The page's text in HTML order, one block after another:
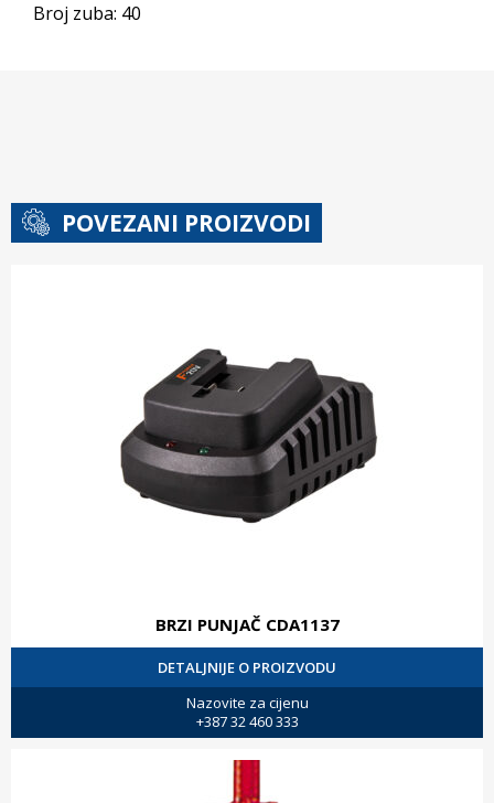
Broj zuba: 40
POVEZANI PROIZVODI
BRZI PUNJAČ CDA1137
DETALJNIJE O PROIZVODU
Nazovite za cijenu
+387 32 460 333